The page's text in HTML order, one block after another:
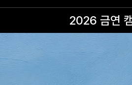
2026 금연